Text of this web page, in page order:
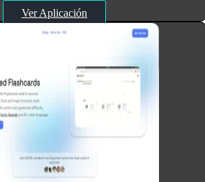
Ver Aplicación